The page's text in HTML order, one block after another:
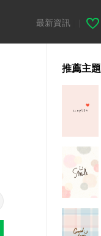
最新資訊
推薦主題